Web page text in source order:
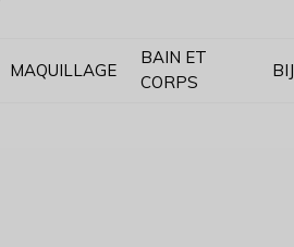
MAQUILLAGE
BAIN ET
CORPS